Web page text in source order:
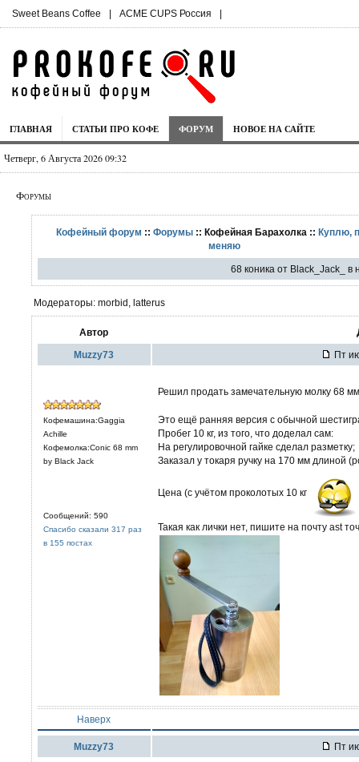
Sweet Beans Coffee | ACME CUPS Россия |
ГЛАВНАЯ СТАТЬИ ПРО КОФЕ ФОРУМ НОВОЕ НА САЙТЕ
Четверг, 6 Августа 2026 09:32
Форумы
Кофейный форум :: Форумы :: Кофейная Барахолка :: Куплю,
меняю
68 коника от Black_Jack_ в
Модераторы: morbid, latterus
Автор
Muzzy73 Пт
Кофемашина:Gaggia
Achille
Кофемолка:Conic 68 mm
by Black Jack
Сообщений: 590
Спасибо сказали 317 раз
в 155 постах
Решил продать замечательную молку 68
Это ещё ранняя версия с обычной
Пробег 10 кг, из того, что доделал сам:
На регулировочной гайке сделал разметку;
Заказал у токаря ручку на 170 мм длиной
Цена (с учётом проколотых 10 кг
Такая как лички нет, пишите на почту ast
Наверх
Muzzy73 Пт